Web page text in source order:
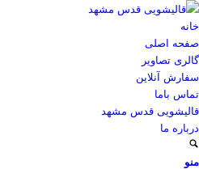
خانه
صفحه اصلی
گالری تصاویر
سفارش آنلاین
تماس باما
قالیشویی قدس مشهد
درباره ما
منو